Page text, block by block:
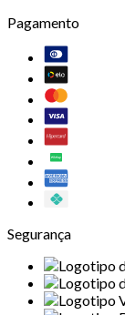
Pagamento
Segurança